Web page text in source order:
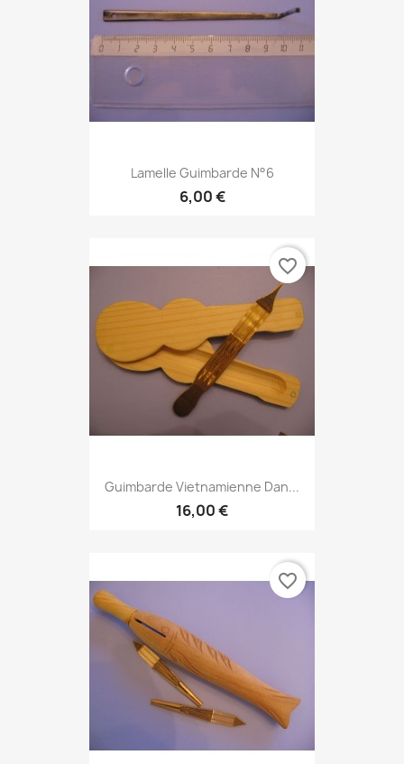
Lamelle Guimbarde N°6
6,00 €
Guimbarde Vietnamienne Dan...
16,00 €
favorite_border
favorite_border